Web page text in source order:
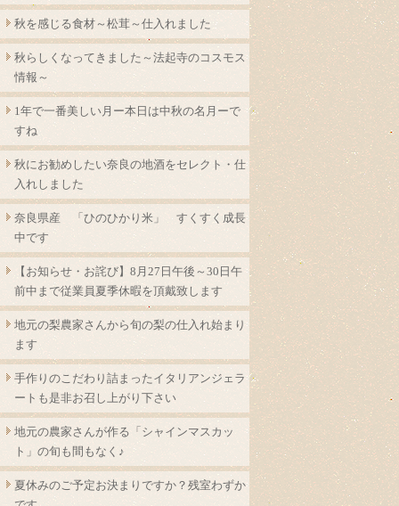
秋を感じる食材～松茸～仕入れました
秋らしくなってきました～法起寺のコスモス
情報～
1年で一番美しい月ー本日は中秋の名月ーで
すね
秋にお勧めしたい奈良の地酒をセレクト・仕
入れしました
奈良県産 「ひのひかり米」 すくすく成長
中です
【お知らせ・お詫び】8月27日午後～30日午
前中まで従業員夏季休暇を頂戴致します
地元の梨農家さんから旬の梨の仕入れ始まり
ます
手作りのこだわり詰まったイタリアンジェラ
ートも是非お召し上がり下さい
地元の農家さんが作る「シャインマスカッ
ト」の旬も間もなく♪
夏休みのご予定お決まりですか？残室わずか